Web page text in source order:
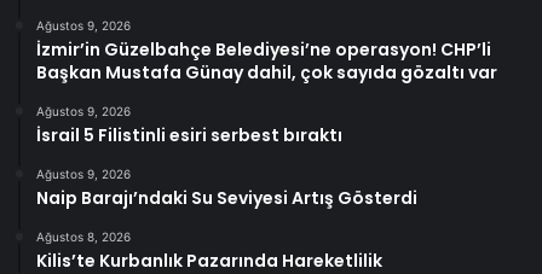
Ağustos 9, 2026
İzmir’in Güzelbahçe Belediyesi’ne operasyon! CHP’li
Başkan Mustafa Günay dahil, çok sayıda gözaltı var
Ağustos 9, 2026
İsrail 5 Filistinli esiri serbest bıraktı
Ağustos 9, 2026
Naip Barajı’ndaki Su Seviyesi Artış Gösterdi
Ağustos 8, 2026
Kilis’te Kurbanlık Pazarında Hareketlilik